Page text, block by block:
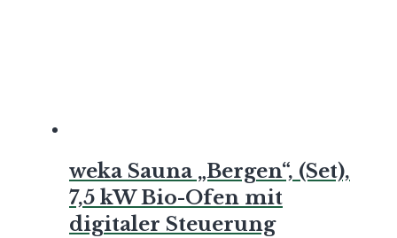
weka Sauna „Bergen“, (Set),
7,5 kW Bio-Ofen mit
digitaler Steuerung